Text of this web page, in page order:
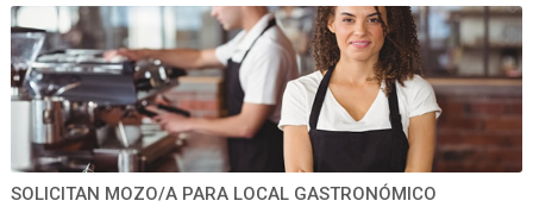
SOLICITAN MOZO/A PARA LOCAL GASTRONÓMICO